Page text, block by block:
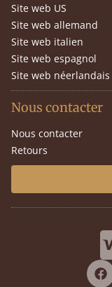
Site web US
Site web allemand
Site web italien
Site web espagnol
Site web néerlandais
Nous contacter
Nous contacter
Retours